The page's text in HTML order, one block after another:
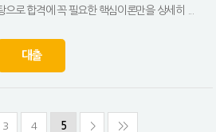
으로 합격에 꼭 필요한 핵심이론만을 상세히 ...
대출
3 4 5 > >>